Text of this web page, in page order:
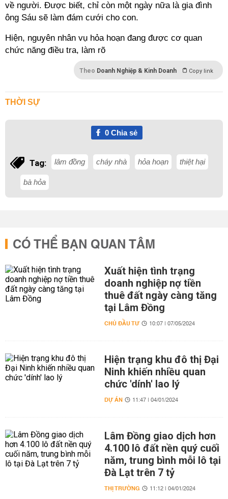
về người. Được biết, chỉ còn một ngày nữa là gia đình
ông Sáu sẽ làm đám cưới cho con.
Hiện, nguyên nhân vụ hỏa hoạn đang được cơ quan
chức năng điều tra, làm rõ
Theo Doanh Nghiệp & Kinh Doanh Copy link
THỜI SỰ
0Chia sẻ
Tag: lâm đồng cháy nhà hỏa hoạn thiệt hại
bà hỏa
CÓ THỂ BẠN QUAN TÂM
Xuất hiện tình trạng
doanh nghiệp nợ tiền
thuê đất ngày càng tăng
tại Lâm Đồng
CHỦ ĐẦU TƯ 10:07 | 07/05/2024
Hiện trạng khu đô thị Đại
Ninh khiến nhiều quan
chức 'dính' lao lý
DỰ ÁN 11:47 | 04/01/2024
Lâm Đồng giao dịch hơn
4.100 lô đất nền quý cuối
năm, trung bình mỗi lô tại
Đà Lạt trên 7 tỷ
THỊ TRƯỜNG 11:12 | 04/01/2024